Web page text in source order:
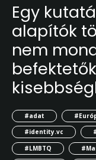
Egy
alapítók
nem
#adat
#identity.vc
#LMBTQ